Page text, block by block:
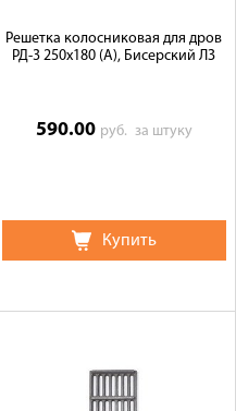
Решетка колосниковая для дров
РД-3 250х180 (А), Бисерский ЛЗ
590.00 руб. за штуку
Купить